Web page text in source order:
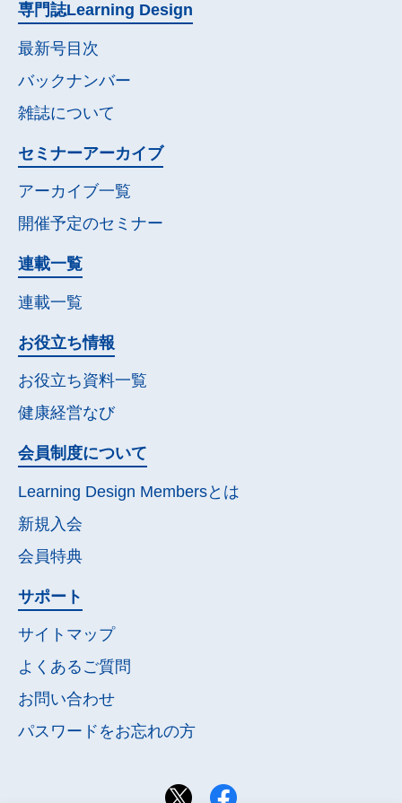
専門誌Learning Design
最新号目次
バックナンバー
雑誌について
セミナーアーカイブ
アーカイブ一覧
開催予定のセミナー
連載一覧
連載一覧
お役立ち情報
お役立ち資料一覧
健康経営なび
会員制度について
Learning Design Membersとは
新規入会
会員特典
サポート
サイトマップ
よくあるご質問
お問い合わせ
パスワードをお忘れの方